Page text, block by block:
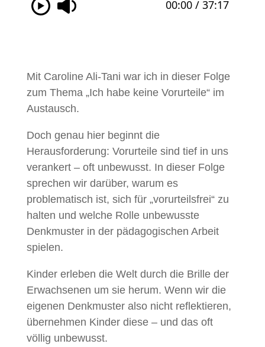
Mit Caroline Ali-Tani war ich in dieser Folge
zum Thema „Ich habe keine Vorurteile“ im
Austausch.
Doch genau hier beginnt die
Herausforderung: Vorurteile sind tief in uns
verankert – oft unbewusst. In dieser Folge
sprechen wir darüber, warum es
problematisch ist, sich für „vorurteilsfrei“ zu
halten und welche Rolle unbewusste
Denkmuster in der pädagogischen Arbeit
spielen.
Kinder erleben die Welt durch die Brille der
Erwachsenen um sie herum. Wenn wir die
eigenen Denkmuster also nicht reflektieren,
übernehmen Kinder diese – und das oft
völlig unbewusst.